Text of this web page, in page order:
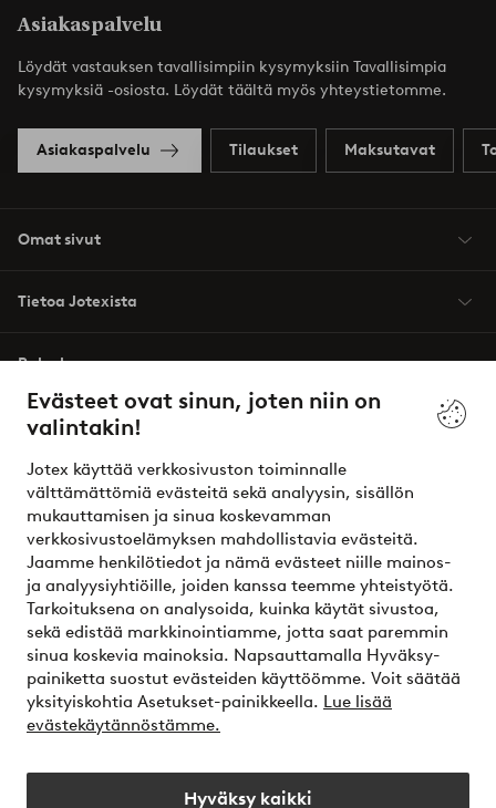
Evästeet ovat sinun, joten niin on
valintakin!
Jotex käyttää verkkosivuston toiminnalle
välttämättömiä evästeitä sekä analyysin, sisällön
mukauttamisen ja sinua koskevamman
verkkosivustoelämyksen mahdollistavia evästeitä.
Jaamme henkilötiedot ja nämä evästeet niille mainos-
ja analyysiyhtiöille, joiden kanssa teemme yhteistyötä.
Tarkoituksena on analysoida, kuinka käytät sivustoa,
sekä edistää markkinointiamme, jotta saat paremmin
sinua koskevia mainoksia. Napsauttamalla Hyväksy-
painiketta suostut evästeiden käyttöömme. Voit säätää
yksityiskohtia Asetukset-painikkeella. Lue lisää
evästekäytännöstämme.
Hyväksy kaikki
Asiakaspalvelu
Löydät vastauksen tavallisimpiin kysymyksiin Tavallisimpia
kysymyksiä -osiosta. Löydät täältä myös yhteystietomme.
Asiakaspalvelu Tilaukset Maksutavat
Omat sivut
Tietoa Jotexista
Palvelumme
Ehdot
Ystävät
Turvalliset maksut – maksa nyt tai erissä
Haluatko tietää lisää maksuvaihtoehdoistamme?
elpy